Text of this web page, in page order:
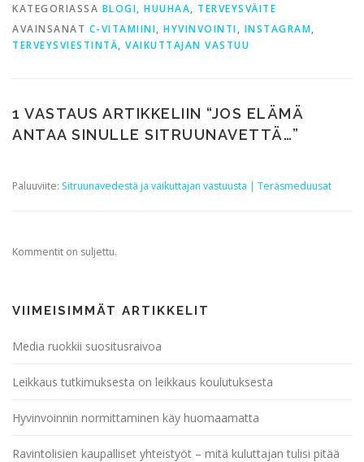
KATEGORIASSA BLOGI, HUUHAA, TERVEYSVÄITE
AVAINSANAT C-VITAMIINI, HYVINVOINTI, INSTAGRAM,
TERVEYSVIESTINTÄ, VAIKUTTAJAN VASTUU
1 VASTAUS ARTIKKELIIN “JOS ELÄMÄ
ANTAA SINULLE SITRUUNAVETTÄ…”
Paluuviite: Sitruunavedestä ja vaikuttajan vastuusta | Teräsmeduusat
Kommentit on suljettu.
VIIMEISIMMÄT ARTIKKELIT
Media ruokkii suositusraivoa
Leikkaus tutkimuksesta on leikkaus koulutuksesta
Hyvinvoinnin normittaminen käy huomaamatta
Ravintolisien kaupalliset yhteistyöt – mitä kuluttajan tulisi pitää